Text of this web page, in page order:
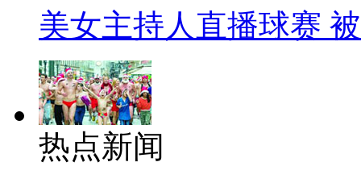
美女主持人直播球赛
热点新闻